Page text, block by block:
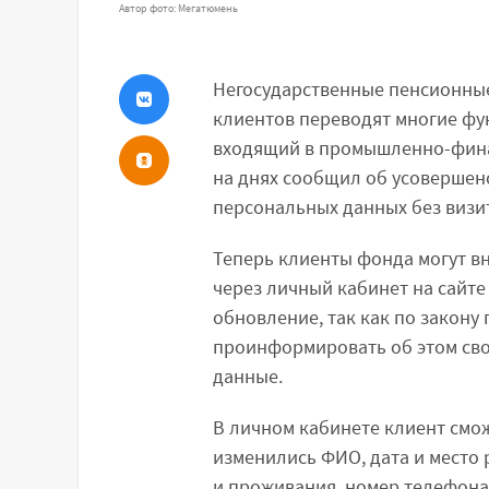
Автор фото: Мегатюмень
Негосударственные
клиентов переводят многие
входящий в промышленно-
на днях сообщил об
персональных данных без
Теперь клиенты фонда могут
через личный кабинет на
обновление, так как по
проинформировать об этом
данные.
В личном кабинете клиент
изменились ФИО, дата и место